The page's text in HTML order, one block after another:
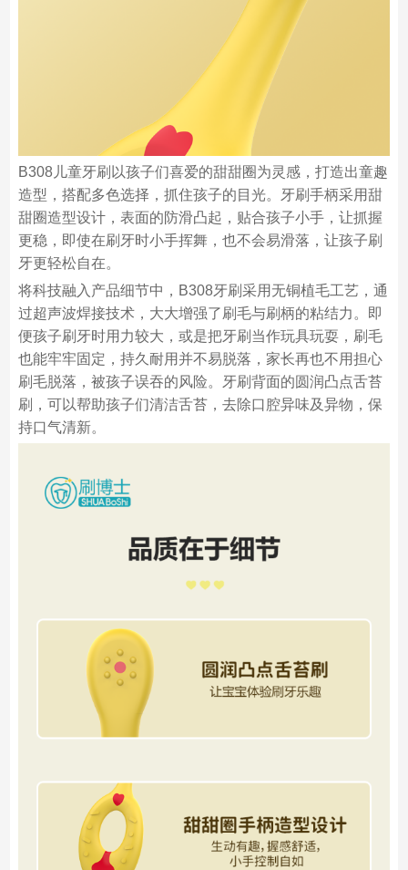
B308儿童牙刷以孩子们喜爱的甜甜圈为灵感，打造出童趣
造型，搭配多色选择，抓住孩子的目光。牙刷手柄采用甜
甜圈造型设计，表面的防滑凸起，贴合孩子小手，让抓握
更稳，即使在刷牙时小手挥舞，也不会易滑落，让孩子刷
牙更轻松自在。
将科技融入产品细节中，B308牙刷采用无铜植毛工艺，通
过超声波焊接技术，大大增强了刷毛与刷柄的粘结力。即
便孩子刷牙时用力较大，或是把牙刷当作玩具玩耍，刷毛
也能牢牢固定，持久耐用并不易脱落，家长再也不用担心
刷毛脱落，被孩子误吞的风险。牙刷背面的圆润凸点舌苔
刷，可以帮助孩子们清洁舌苔，去除口腔异味及异物，保
持口气清新。